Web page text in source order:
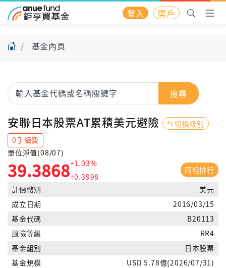
登入 開戶
基金內頁
搜尋
安聯日本股票AT累積美元避險
切換級別
0手續費
單位淨值(08/07)
39.3868+1.03%
+0.3998
同組排行
計價幣別
美元
成立日期
2016/03/15
基金代碼
B20113
風險等級
RR4
基金組別
日本股票
基金規模
USD 5.78億(2026/07/31)